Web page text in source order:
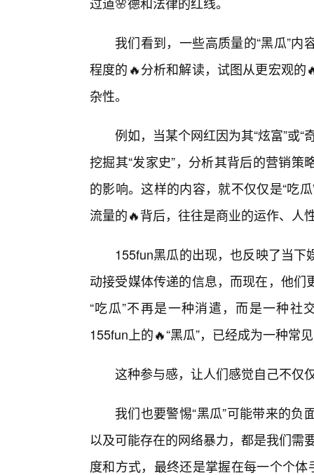
我们看到，一些高质量的“黑瓜”
程度的🔥分析和解读，试图从更宏观
杂性。
例如，当某个网红因为其“炫富”或
挖掘其“发家史”，分析其背后的营销
的影响。这样的内容，就不仅仅是“吃
流量的🔥背后，往往是商业的运作、人
155fun黑瓜的出现，也反映了当
动接受媒体传递的信息，而现在，他
“吃瓜”不再是一种消遣，而是一种
155fun上的🔥“黑瓜”，已经成为一种常
这种参与感，让人们感觉自己不仅
我们也要警惕“黑瓜”可能带来的
以及可能存在的网络暴力，都是我们需
度和方式，最终还是掌握在每一个个